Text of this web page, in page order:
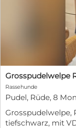
Grosspudelwelpe
Rassehunde
Pudel, Rüde, 8
Grosspudelwelpe,
tiefschwarz, mit